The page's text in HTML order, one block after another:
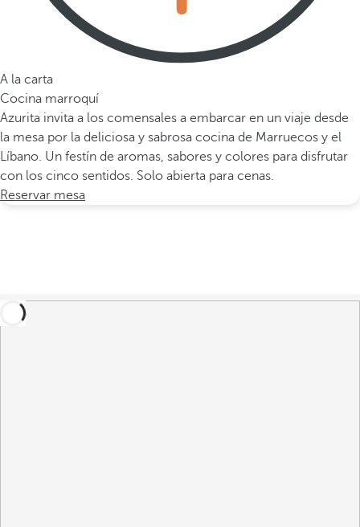
A la carta
Cocina marroquí
Azurita invita a los comensales a embarcar en un viaje desde
la mesa por la deliciosa y sabrosa cocina de Marruecos y el
Líbano. Un festín de aromas, sabores y colores para disfrutar
con los cinco sentidos. Solo abierta para cenas.
Reservar mesa